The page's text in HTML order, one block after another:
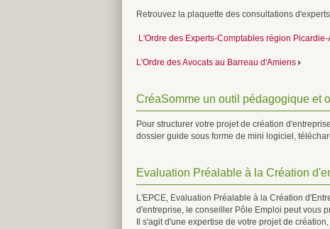
Retrouvez la plaquette des consultations
L'Ordre des Experts-Comptables région
L'Ordre des Avocats au Barreau d'Amiens
CréaSomme un outil pédagogique et
Pour structurer votre projet de création
dossier guide sous forme de mini logiciel,
Evaluation Préalable à la Création
L'EPCE, Evaluation Préalable à la Création
d'entreprise, le conseiller Pôle Emploi peut vous
Il s'agit d'une expertise de votre projet de